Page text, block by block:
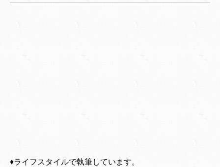
♦︎ライフスタイルで執筆しています。